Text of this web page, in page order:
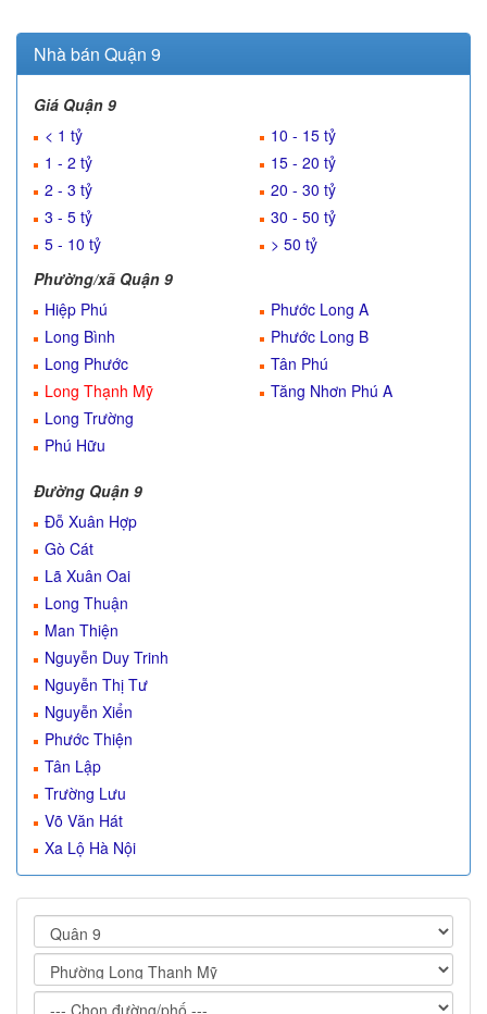
Nhà bán Quận 9
Giá Quận 9
< 1 tỷ
1 - 2 tỷ
2 - 3 tỷ
3 - 5 tỷ
5 - 10 tỷ
10 - 15 tỷ
15 - 20 tỷ
20 - 30 tỷ
30 - 50 tỷ
> 50 tỷ
Phường/xã Quận 9
Hiệp Phú
Long Bình
Long Phước
Long Thạnh Mỹ
Long Trường
Phú Hữu
Phước Long A
Phước Long B
Tân Phú
Tăng Nhơn Phú A
Đường Quận 9
Đỗ Xuân Hợp
Gò Cát
Lã Xuân Oai
Long Thuận
Man Thiện
Nguyễn Duy Trinh
Nguyễn Thị Tư
Nguyễn Xiển
Phước Thiện
Tân Lập
Trường Lưu
Võ Văn Hát
Xa Lộ Hà Nội